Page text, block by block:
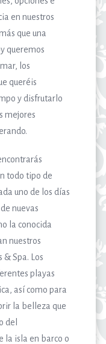
en nuestros
que una
queremos
los
queréis
y disfrutarlo
mejores
todo tipo de
uno de los días
nuevas
la conocida
nuestros
Spa. Los
playas
así como para
la belleza que
del
la isla en barco o